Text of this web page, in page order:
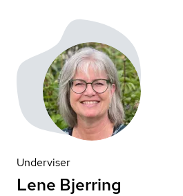
Underviser
Lene Bjerring